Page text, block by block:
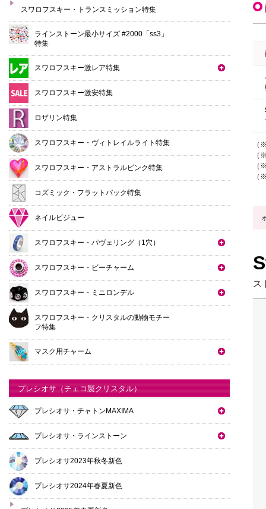
（
（
（
（
ス
スワロフスキー・トランスミッション特集
ラインストーン最小サイズ #2000「ss3」
特集
スワロフスキー激レア特集
スワロフスキー激安特集
ロザリン特集
スワロフスキー・ヴィトレイルライト特集
スワロフスキー・アストラルピンク特集
コズミック・フラットバック特集
ネイルビジュー
スワロフスキー・パヴェリング（1穴）
スワロフスキー・ビーチャーム
スワロフスキー・ミニロンデル
スワロフスキー・クリスタルの動物モチー
フ特集
マスク用チャーム
プレシオサ（チェコ製クリスタル）
プレシオサ・チャトンMAXIMA
プレシオサ・ラインストーン
プレシオサ2023年秋冬新色
プレシオサ2024年春夏新色